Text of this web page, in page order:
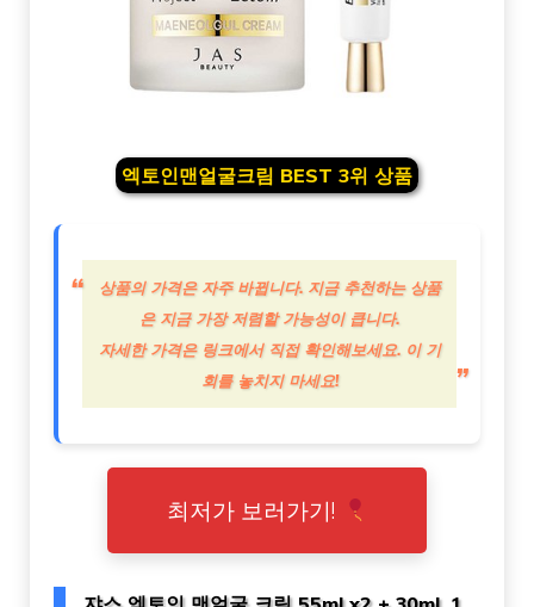
엑토인맨얼굴크림 BEST 3위 상품
상품의 가격은 자주 바뀝니다. 지금 추천하는 상품
은 지금 가장 저렴할 가능성이 큽니다.
자세한 가격은 링크에서 직접 확인해보세요. 이 기
회를 놓치지 마세요!
최저가 보러가기!